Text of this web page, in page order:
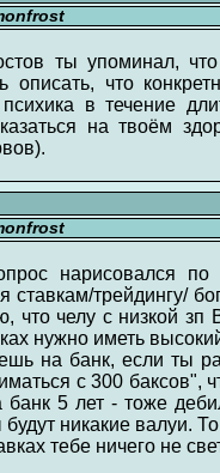
ты упоминал,
что
в течение
на твоём
нарисовался
ставкам/трейдингу/
что челу с
нужно иметь
на банк, если ты
с 300 баксов",
5 лет - тоже
никакие валуи.
тебе ничего не